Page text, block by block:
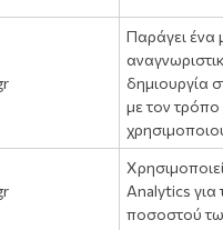
Παράγει ένα
δημιουργία
με τον τρόπο
Analytics για
ποσοστού